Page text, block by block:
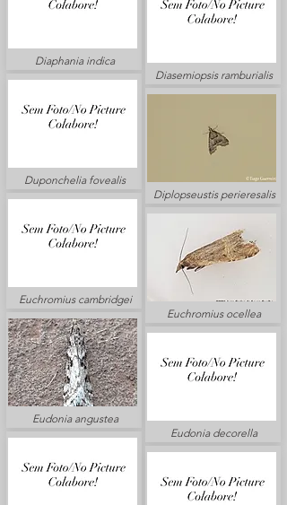
Diaphania indica
Duponchelia fovealis
Euchromius cambridgei
Eudonia angustea
Diasemiopsis ramburialis
Diplopseustis perieresalis
Euchromius ocellea
Eudonia decorella